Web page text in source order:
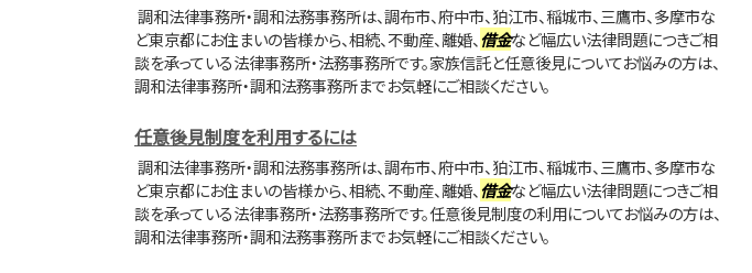
調和法律事務所・調和法務事務所は、調布市、府中市、狛江市、稲城市、三鷹市、多摩市な
ど東京都にお住まいの皆様から、相続、不動産、離婚、借金など幅広い法律問題につきご相
談を承っている法律事務所・法務事務所です。家族信託と任意後見についてお悩みの方は、
調和法律事務所・調和法務事務所までお気軽にご相談ください。
任意後見制度を利用するには
調和法律事務所・調和法務事務所は、調布市、府中市、狛江市、稲城市、三鷹市、多摩市な
ど東京都にお住まいの皆様から、相続、不動産、離婚、借金など幅広い法律問題につきご相
談を承っている法律事務所・法務事務所です。任意後見制度の利用についてお悩みの方は、
調和法律事務所・調和法務事務所までお気軽にご相談ください。